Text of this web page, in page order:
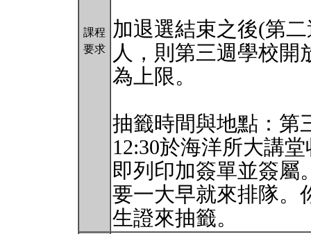
課程
要求
加退選結束之後(第
人，則第三週學校開
為上限。
抽籤時間與地點：第
12:30於海洋所大講
即列印加簽單並簽屬
要一大早就來排隊。
生證來抽籤。